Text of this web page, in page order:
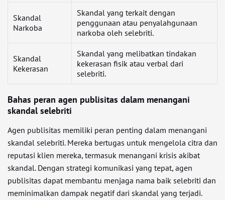
Skandal
Narkoba
Skandal yang terkait dengan
penggunaan atau penyalahgunaan
narkoba oleh selebriti.
Skandal
Kekerasan
Skandal yang melibatkan tindakan
kekerasan fisik atau verbal dari
selebriti.
Bahas peran agen publisitas dalam menangani
skandal selebriti
Agen publisitas memiliki peran penting dalam menangani
skandal selebriti. Mereka bertugas untuk mengelola citra dan
reputasi klien mereka, termasuk menangani krisis akibat
skandal. Dengan strategi komunikasi yang tepat, agen
publisitas dapat membantu menjaga nama baik selebriti dan
meminimalkan dampak negatif dari skandal yang terjadi.